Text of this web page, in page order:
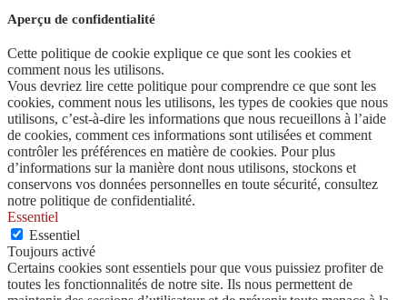
Aperçu de confidentialité
Cette politique de cookie explique ce que sont les cookies et
comment nous les utilisons.
Vous devriez lire cette politique pour comprendre ce que sont les
cookies, comment nous les utilisons, les types de cookies que nous
utilisons, c’est-à-dire les informations que nous recueillons à l’aide
de cookies, comment ces informations sont utilisées et comment
contrôler les préférences en matière de cookies. Pour plus
d’informations sur la manière dont nous utilisons, stockons et
conservons vos données personnelles en toute sécurité, consultez
notre politique de confidentialité.
Essentiel
Essentiel
Toujours activé
Certains cookies sont essentiels pour que vous puissiez profiter de
toutes les fonctionnalités de notre site. Ils nous permettent de